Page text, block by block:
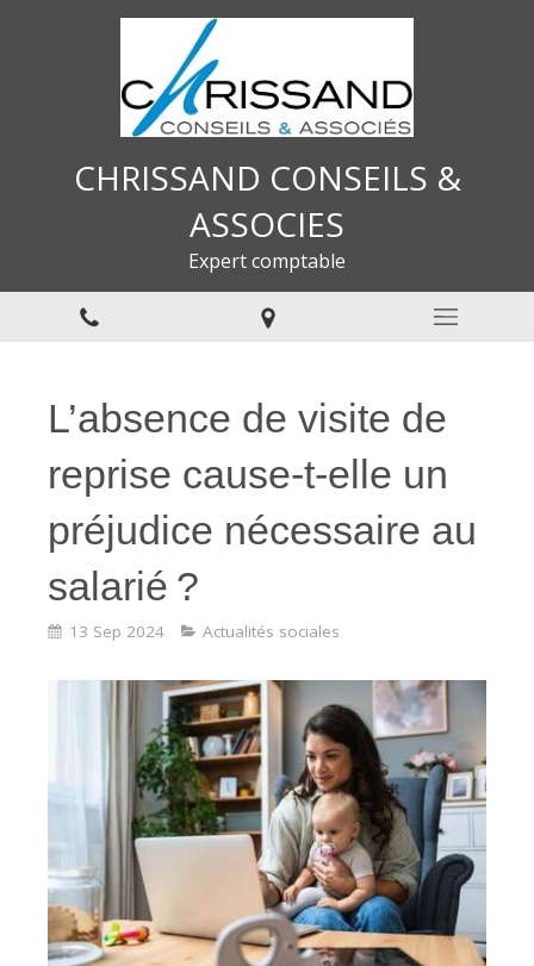
CHRISSAND CONSEILS &
ASSOCIES
Expert comptable
L’absence de visite de
reprise cause-t-elle un
préjudice nécessaire au
salarié ?
13 Sep 2024 Actualités sociales